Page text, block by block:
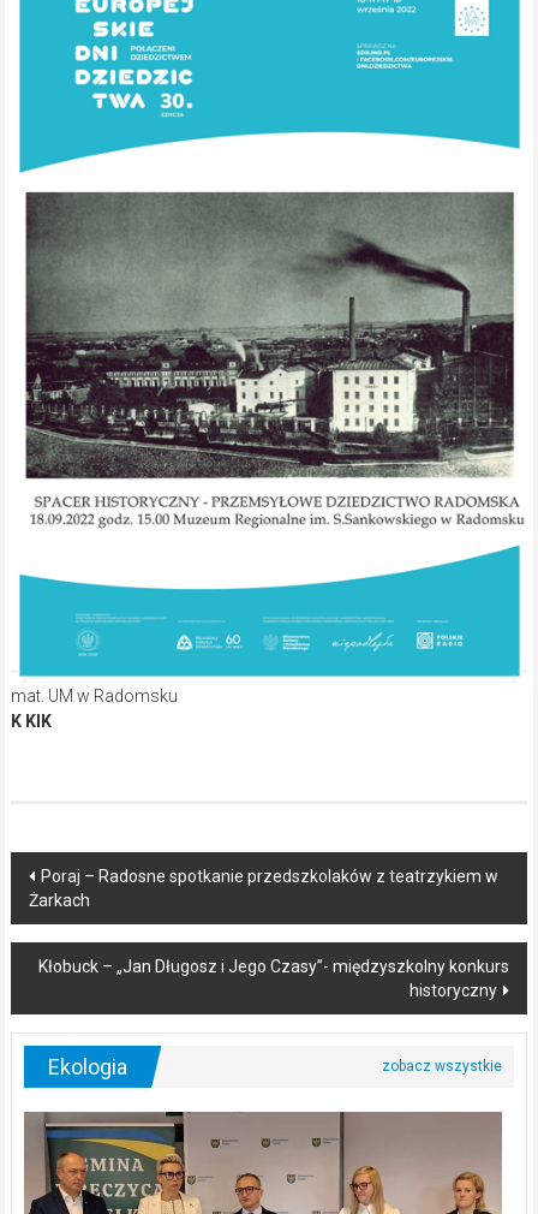
mat. UM w Radomsku
K KIK
Post
navigation
Poraj – Radosne spotkanie przedszkolaków z teatrzykiem w
Żarkach
Kłobuck – „Jan Długosz i Jego Czasy”- międzyszkolny konkurs
historyczny
Ekologia